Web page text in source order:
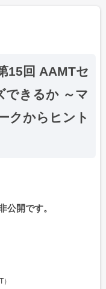
15回 AAMTセ
できるか ～マ
クからヒント
公開です。